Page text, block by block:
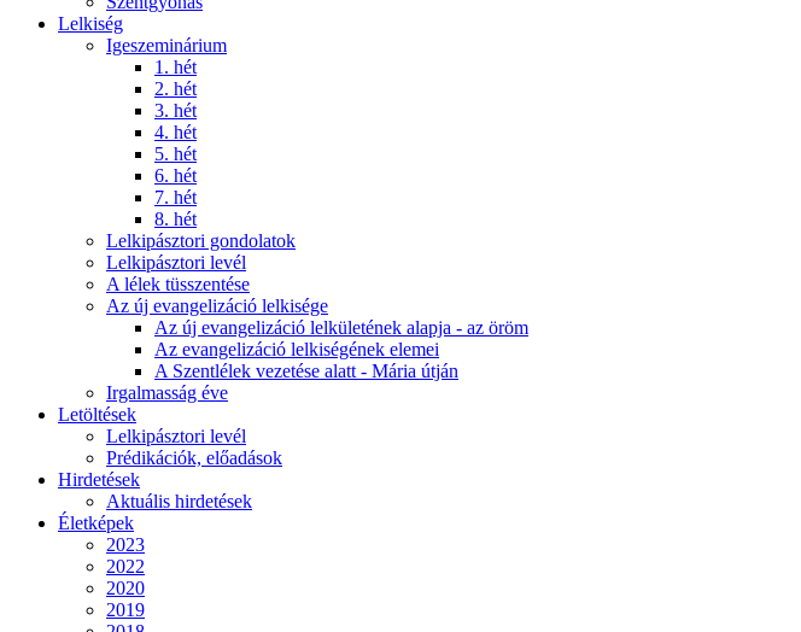
Lelkiség
Igeszeminárium
1. hét
2. hét
3. hét
4. hét
5. hét
6. hét
7. hét
8. hét
Lelkipásztori gondolatok
Lelkipásztori levél
A lélek tüsszentése
Az új evangelizáció lelkisége
Az új evangelizáció lelkületének alapja - az öröm
Az evangelizáció lelkiségének elemei
A Szentlélek vezetése alatt - Mária útján
Irgalmasság éve
Letöltések
Lelkipásztori levél
Prédikációk, előadások
Hirdetések
Aktuális hirdetések
Életképek
2023
2022
2020
2019